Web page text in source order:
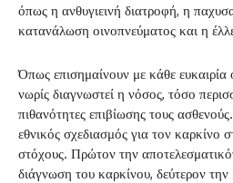
όπως η ανθυγιεινή διατροφή, η
κατανάλωση οινοπνεύματος και η
Όπως επισημαίνουν με κάθε ευκαιρία
νωρίς διαγνωστεί η νόσος, τόσο
πιθανότητες επιβίωσης τους
εθνικός σχεδιασμός για τον καρκίνο
στόχους. Πρώτον την
διάγνωση του καρκίνου, δεύτερον την